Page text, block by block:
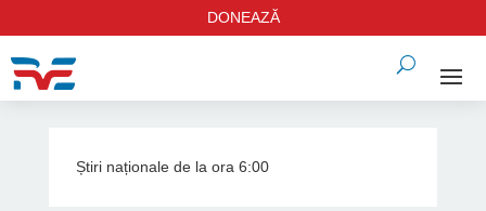
DONEAZĂ
Știri naționale de la ora 6:00